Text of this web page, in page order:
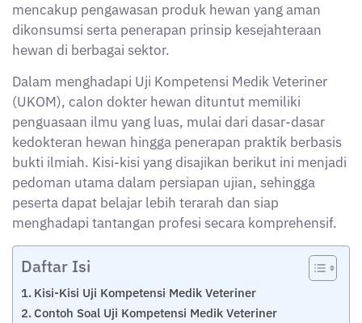
mencakup pengawasan produk hewan yang aman
dikonsumsi serta penerapan prinsip kesejahteraan
hewan di berbagai sektor.
Dalam menghadapi Uji Kompetensi Medik Veteriner
(UKOM), calon dokter hewan dituntut memiliki
penguasaan ilmu yang luas, mulai dari dasar-dasar
kedokteran hewan hingga penerapan praktik berbasis
bukti ilmiah. Kisi-kisi yang disajikan berikut ini menjadi
pedoman utama dalam persiapan ujian, sehingga
peserta dapat belajar lebih terarah dan siap
menghadapi tantangan profesi secara komprehensif.
Daftar Isi
Kisi-Kisi Uji Kompetensi Medik Veteriner
Contoh Soal Uji Kompetensi Medik Veteriner